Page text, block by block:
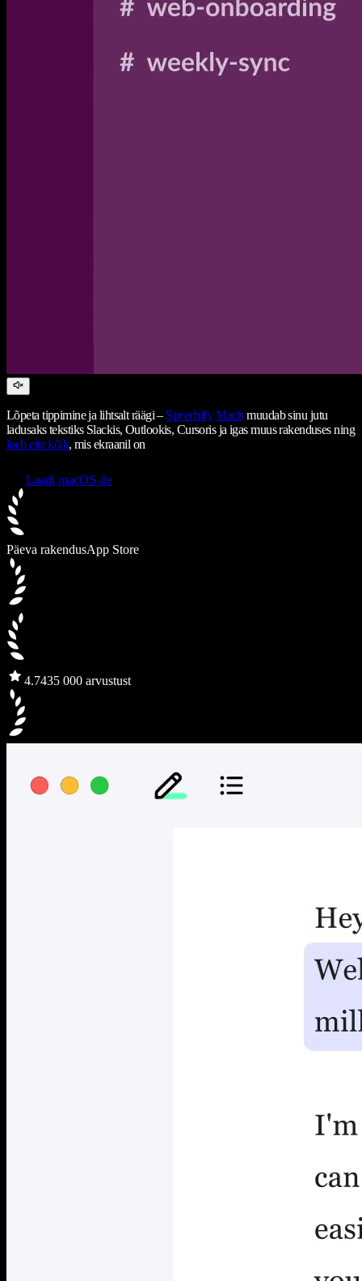
Lõpeta tippimine ja lihtsalt räägi – Speechify Macismuudab sinu jutu
ladusaks tekstiks Slackis, Outlookis, Cursoris ja igas muus rakenduses ning
loeb ette kõik, mis ekraanil on
Laadi macOS-ile
Päeva rakendusApp Store
4.7435 000 arvustust